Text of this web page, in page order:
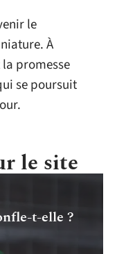
le
À
promesse
se poursuit
le site
t-elle ?